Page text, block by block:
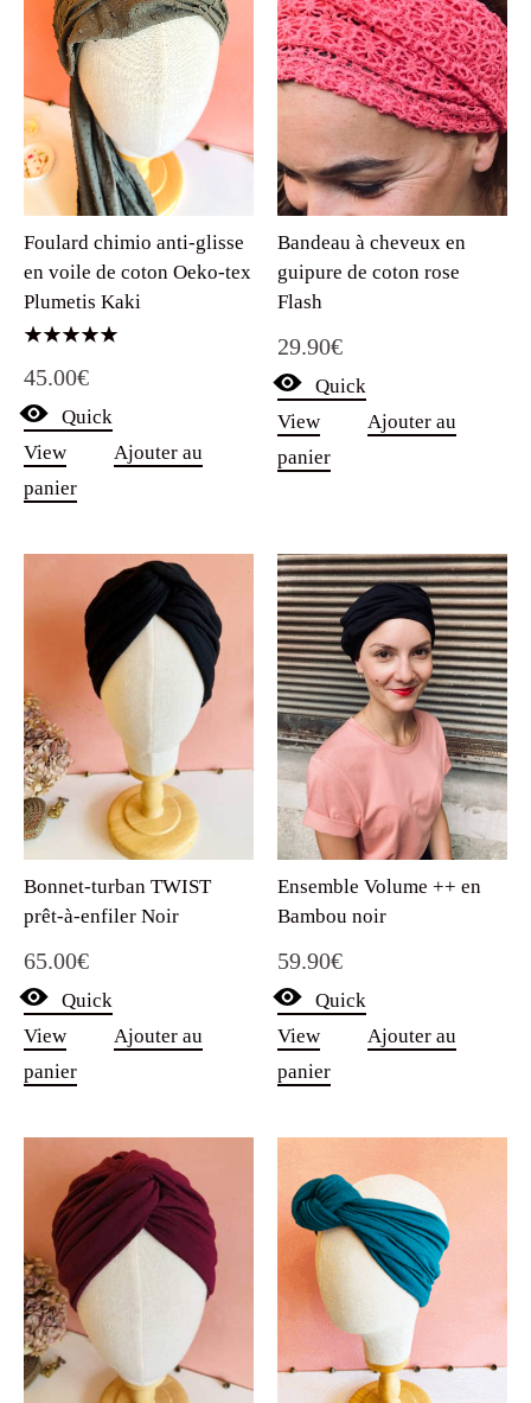
Foulard chimio anti-glisse
en voile de coton Oeko-tex
Plumetis Kaki
5.00
sur 5
45.00€
Quick
View
Ajouter au
panier
Bandeau à cheveux en
guipure de coton rose
Flash
29.90€
Quick
View
Ajouter au
panier
Bonnet-turban TWIST
prêt-à-enfiler Noir
65.00€
Quick
View
Ajouter au
panier
Ensemble Volume ++ en
Bambou noir
59.90€
Quick
View
Ajouter au
panier